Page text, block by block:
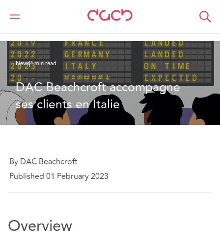
DAC Beachcroft Qui sommes-nous
News4 min read
DAC Beachcroft accompagne
ses clients en Italie
By DAC Beachcroft
Published 01 February 2023
Overview